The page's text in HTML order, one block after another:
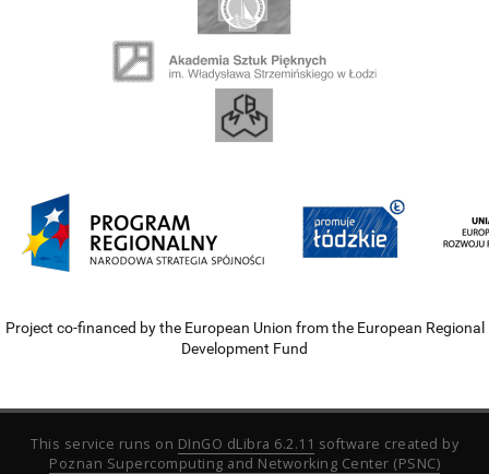
Project co-financed by the European Union from the European Regional
Development Fund
This service runs on DInGO dLibra 6.2.11 software created by
Poznan Supercomputing and Networking Center (PSNC)